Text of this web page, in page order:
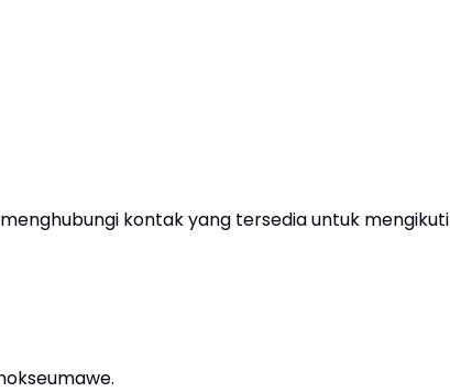
kontak yang tersedia untuk mengikuti